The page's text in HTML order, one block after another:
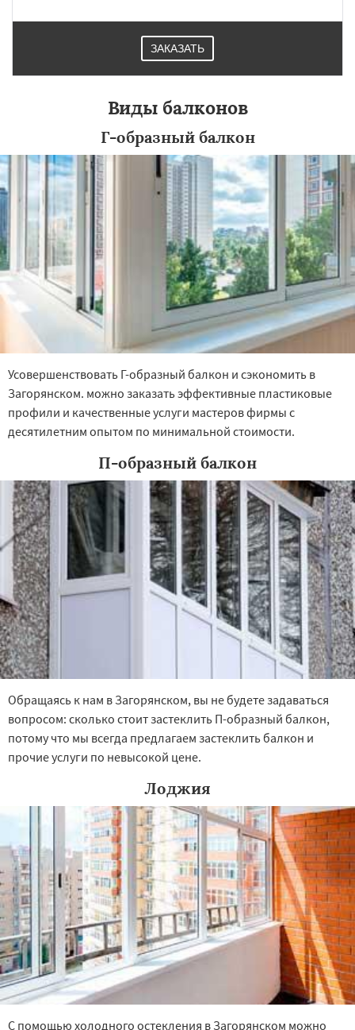
ЗАКАЗАТЬ
Виды балконов
Г-образный балкон
Усовершенствовать Г-образный балкон и сэкономить в
Загорянском. можно заказать эффективные пластиковые
профили и качественные услуги мастеров фирмы с
десятилетним опытом по минимальной стоимости.
П-образный балкон
Обращаясь к нам в Загорянском, вы не будете задаваться
вопросом: сколько стоит застеклить П-образный балкон,
потому что мы всегда предлагаем застеклить балкон и
прочие услуги по невысокой цене.
Лоджия
С помощью холодного остекления в Загорянском можно